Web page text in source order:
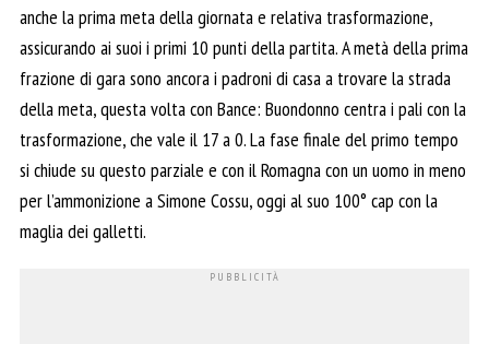
anche la prima meta della giornata e relativa trasformazione,
assicurando ai suoi i primi 10 punti della partita. A metà della prima
frazione di gara sono ancora i padroni di casa a trovare la strada
della meta, questa volta con Bance: Buondonno centra i pali con la
trasformazione, che vale il 17 a 0. La fase finale del primo tempo
si chiude su questo parziale e con il Romagna con un uomo in meno
per l’ammonizione a Simone Cossu, oggi al suo 100° cap con la
maglia dei galletti.